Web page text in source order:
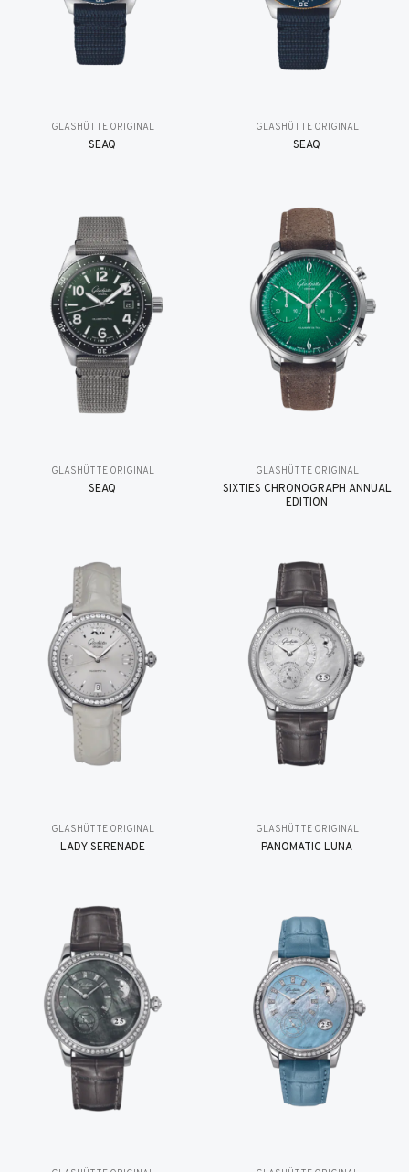
GLASHÜTTE ORIGINAL
SEAQ
GLASHÜTTE ORIGINAL
SEAQ
GLASHÜTTE ORIGINAL
SEAQ
GLASHÜTTE ORIGINAL
SIXTIES CHRONOGRAPH ANNUAL
EDITION
GLASHÜTTE ORIGINAL
LADY SERENADE
GLASHÜTTE ORIGINAL
PANOMATIC LUNA